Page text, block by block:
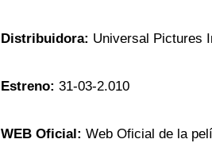
Distribuidora: Universal Pictures
Estreno: 31-03-2.010
WEB Oficial: Web Oficial de la